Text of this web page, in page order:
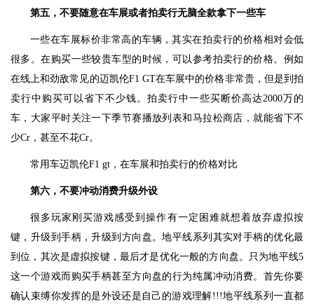
第五，不要随意在车展或者拍卖行无脑全款拿下一些车
一些在车展标价非常高的车辆，其实在拍卖行的价格相对会低
很多。在购买一些较贵车型的时候，可以参考拍卖行的价格。例如
在线上和劲敌常见的迈凯伦F1 GT在车展中的价格非常贵，但是到拍
卖行中购买可以省下不少钱。拍卖行中一些买断价高达2000万的
车，大家平时关注一下季节赛播放列表和马拉松商店，就能省下不
少Cr，甚至不花Cr。
常用车迈凯伦F1 gt，在车展和拍卖行的价格对比
第六，不要冲动消费升级外设
很多玩家刚买游戏感受到操作有一定困难就想着放弃虚拟按
键，升级到手柄，升级到方向盘。地平线系列其实对手柄的优化最
到位，其次是虚拟按键，最后才是优化一般的方向盘。只为地平线5
这一个游戏而购买手柄甚至方向盘的行为纯属冲动消费。首先你要
确认束缚你发挥的是外设还是自己的游戏理解!!!地平线系列一直都